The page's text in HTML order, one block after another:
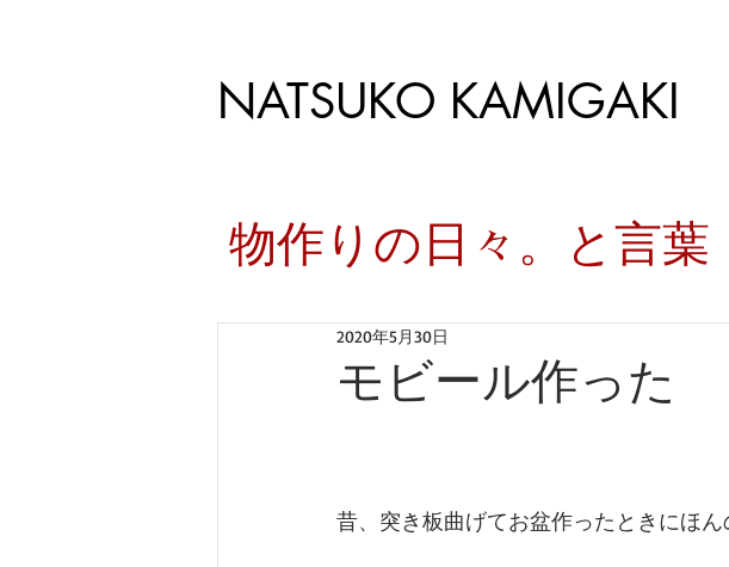
NATSUKO KAMIGAKI
​物作りの日々。と言葉
モビール作った
2020年5月30日
昔、突き板曲げてお盆作ったときにほん